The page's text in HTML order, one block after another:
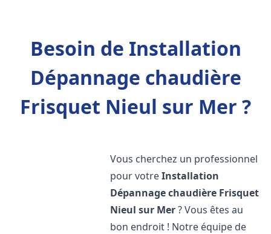
Besoin de Installation
Dépannage chaudière
Frisquet Nieul sur Mer ?
Vous cherchez un professionnel
pour votreInstallation
Dépannage chaudière Frisquet
Nieul sur Mer? Vous êtes au
bon endroit ! Notre équipe de